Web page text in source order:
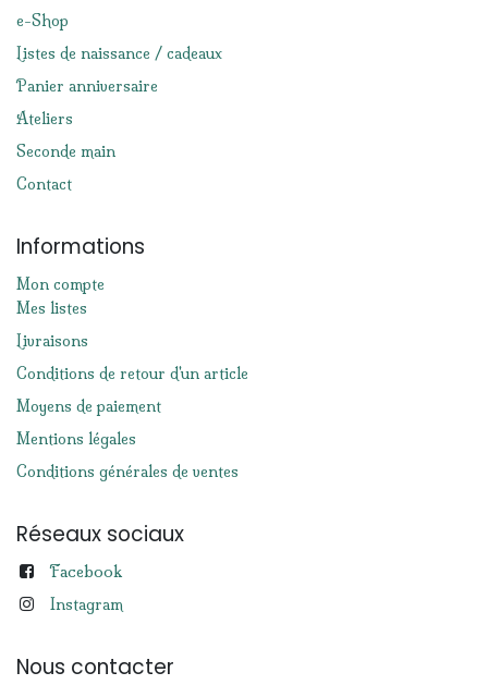
e-Shop
Listes de naissance / cadeaux
Panier anniversaire
Ateliers
Seconde main
Contact
Informations
Mon compte
Mes listes
Livraisons
Conditions de retour d'un article
Moyens de paiement
Mentions légales
Conditions générales de ventes
Réseaux sociaux
Facebook
Instagram
Nous contacter